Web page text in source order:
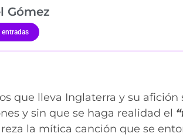
Gómez
entradas
que lleva Inglaterra y su
y sin que se haga realidad el
la mítica canción que se